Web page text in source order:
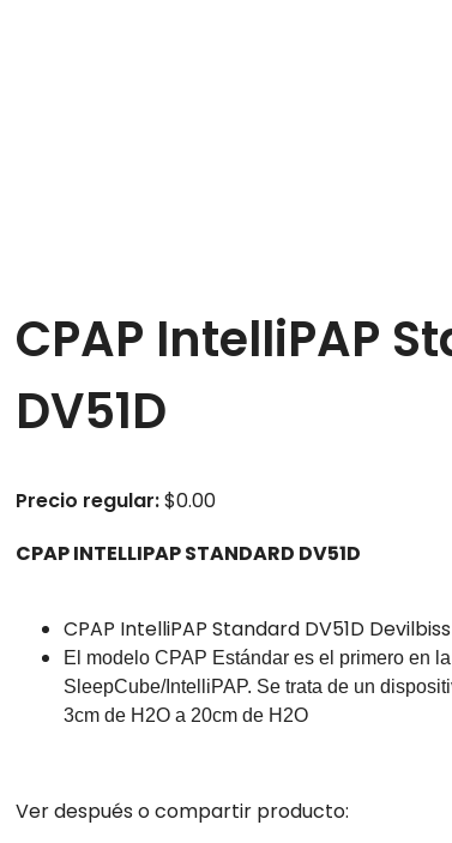
CPAP IntelliPAP
DV51D
Precio regular:$0.00
CPAP INTELLIPAP STANDARD DV51D
CPAP IntelliPAP Standard DV51D Devilbiss
El modelo CPAP Estándar es el primero en
SleepCube/IntelliPAP. Se trata de un
3cm de H2O a 20cm de H2O
Ver después o compartir producto: